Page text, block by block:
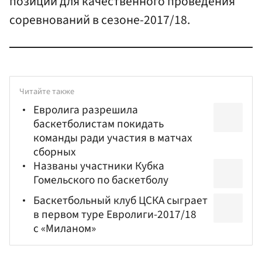
соревнований в сезоне-2017/18.
Читайте также
Евролига разрешила
баскетболистам покидать
команды ради участия в матчах
сборных
Названы участники Кубка
Гомельского по баскетболу
Баскетбольный клуб ЦСКА сыграет
в первом туре Евролиги-2017/18
с «Миланом»